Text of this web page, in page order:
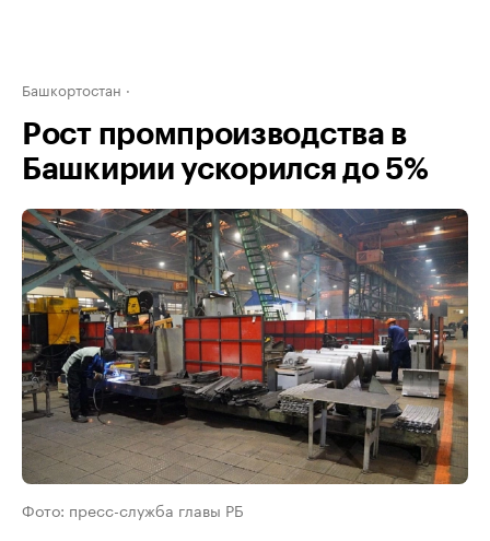
Башкортостан
Рост промпроизводства в
Башкирии ускорился до 5%
Фото: пресс-служба главы РБ